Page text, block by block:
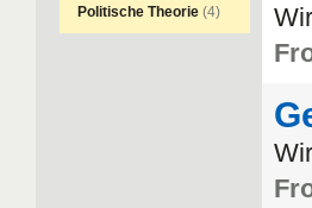
Politische Theorie (4)